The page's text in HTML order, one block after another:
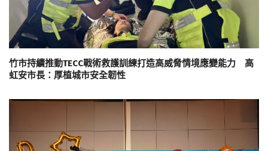
竹市持續推動TECC戰術救護訓練打造高威脅情境應變能力 高
虹安市長：厚植城市安全韌性